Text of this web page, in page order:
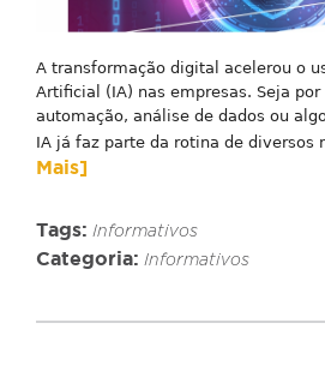
A transformação digital acelerou o
Artificial (IA) nas empresas. Seja
automação, análise de dados ou
IA já faz parte da rotina de diversos
Mais]
Tags: Informativos
Categoria: Informativos